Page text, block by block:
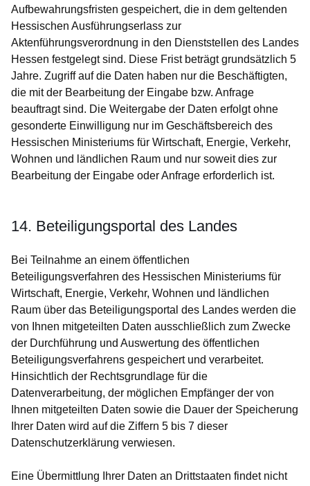
Aufbewahrungsfristen gespeichert, die in dem geltenden
Hessischen Ausführungserlass zur
Aktenführungsverordnung in den Dienststellen des Landes
Hessen festgelegt sind. Diese Frist beträgt grundsätzlich 5
Jahre. Zugriff auf die Daten haben nur die Beschäftigten,
die mit der Bearbeitung der Eingabe bzw. Anfrage
beauftragt sind. Die Weitergabe der Daten erfolgt ohne
gesonderte Einwilligung nur im Geschäftsbereich des
Hessischen Ministeriums für Wirtschaft, Energie, Verkehr,
Wohnen und ländlichen Raum und nur soweit dies zur
Bearbeitung der Eingabe oder Anfrage erforderlich ist.
14. Beteiligungsportal des Landes
Bei Teilnahme an einem öffentlichen
Beteiligungsverfahren des Hessischen Ministeriums für
Wirtschaft, Energie, Verkehr, Wohnen und ländlichen
Raum über das Beteiligungsportal des Landes werden die
von Ihnen mitgeteilten Daten ausschließlich zum Zwecke
der Durchführung und Auswertung des öffentlichen
Beteiligungsverfahrens gespeichert und verarbeitet.
Hinsichtlich der Rechtsgrundlage für die
Datenverarbeitung, der möglichen Empfänger der von
Ihnen mitgeteilten Daten sowie die Dauer der Speicherung
Ihrer Daten wird auf die Ziffern 5 bis 7 dieser
Datenschutzerklärung verwiesen.
Eine Übermittlung Ihrer Daten an Drittstaaten findet nicht